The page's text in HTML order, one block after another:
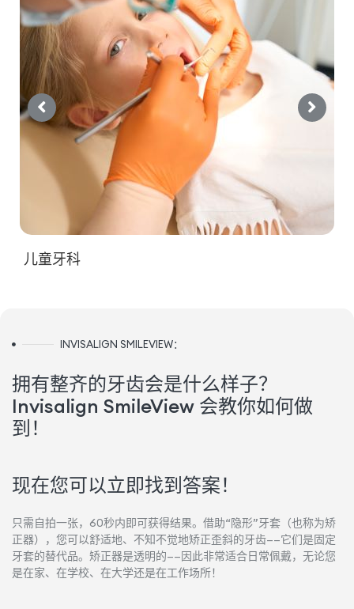
儿童牙科
INVISALIGN SMILEVIEW：
拥有整齐的牙齿会是什么样子？
Invisalign SmileView 会教你如何做
到！
现在您可以立即找到答案！
只需自拍一张，60秒内即可获得结果。借助“隐形”牙套（也称为矫
正器），您可以舒适地、不知不觉地矫正歪斜的牙齿——它们是固定
牙套的替代品。矫正器是透明的——因此非常适合日常佩戴，无论您
是在家、在学校、在大学还是在工作场所！